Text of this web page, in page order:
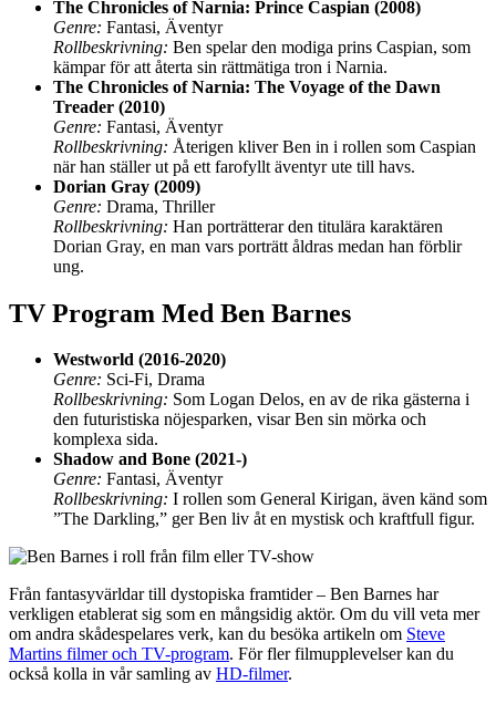
The Chronicles of Narnia: Prince Caspian (2008)
Genre: Fantasi, Äventyr
Rollbeskrivning: Ben spelar den modiga prins Caspian, som
kämpar för att återta sin rättmätiga tron i Narnia.
The Chronicles of Narnia: The Voyage of the Dawn
Treader (2010)
Genre: Fantasi, Äventyr
Rollbeskrivning: Återigen kliver Ben in i rollen som Caspian
när han ställer ut på ett farofyllt äventyr ute till havs.
Dorian Gray (2009)
Genre: Drama, Thriller
Rollbeskrivning: Han porträtterar den titulära karaktären
Dorian Gray, en man vars porträtt åldras medan han förblir
ung.
TV Program Med Ben Barnes
Westworld (2016-2020)
Genre: Sci-Fi, Drama
Rollbeskrivning: Som Logan Delos, en av de rika gästerna i
den futuristiska nöjesparken, visar Ben sin mörka och
komplexa sida.
Shadow and Bone (2021-)
Genre: Fantasi, Äventyr
Rollbeskrivning: I rollen som General Kirigan, även känd som
”The Darkling,” ger Ben liv åt en mystisk och kraftfull figur.
Från fantasyvärldar till dystopiska framtider – Ben Barnes har
verkligen etablerat sig som en mångsidig aktör. Om du vill veta mer
om andra skådespelares verk, kan du besöka artikeln om Steve
Martins filmer och TV-program. För fler filmupplevelser kan du
också kolla in vår samling av HD-filmer.